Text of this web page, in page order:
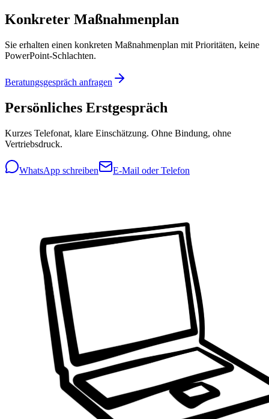
Konkreter Maßnahmenplan
Sie erhalten einen konkreten Maßnahmenplan mit Prioritäten, keine
PowerPoint-Schlachten.
Beratungsgespräch anfragen
Persönliches Erstgespräch
Kurzes Telefonat, klare Einschätzung. Ohne Bindung, ohne
Vertriebsdruck.
WhatsApp schreiben E-Mail oder Telefon